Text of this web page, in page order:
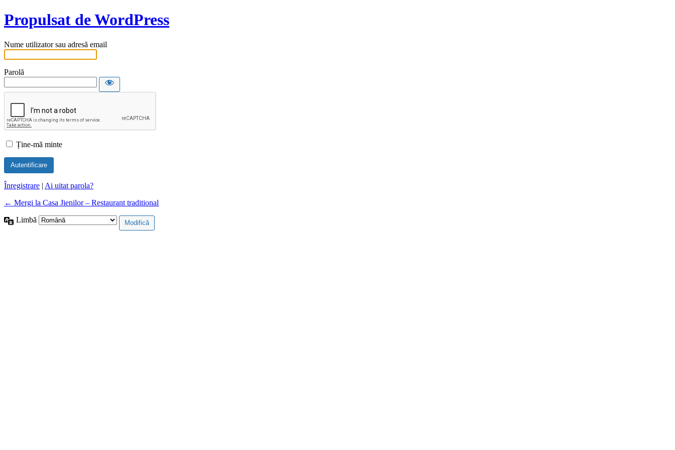
Propulsat de WordPress
Nume utilizator sau adresă email
Parolă
Ține-mă minte
Înregistrare | Ai uitat parola?
← Mergi la Casa Jienilor – Restaurant traditional
Limbă